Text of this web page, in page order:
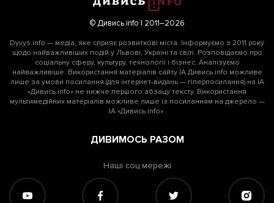
© Дивись.info | 2011–2026
Dyvys.info — медіа, яке сприяє розвиткові міста. Інформуємо з 2011 року
щодо найважливіших подій у Львові, Україні та світі. Розповідаємо про
соціальну сферу, культуру, технології і бізнес. Аналізуємо
найважливіше. Використання матеріалів сайту ІА Дивись.info можливе
лише за умови посилання (для інтернет-видань — гіперпосилання) на ІА
«Дивись.info» не нижче першого абзацу тексту. Використання
мультимедійних матеріалів можливе лише із посиланням на джерело —
ІА «Дивись.info».
ДИВИМОСЬ РАЗОМ
Наші соц мережі